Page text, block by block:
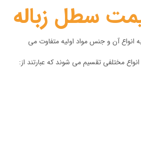
سطل زباله
انواع آن و جنس مواد اولیه متفاوت می
مختلفی تقسیم می شوند که عبارتند از: